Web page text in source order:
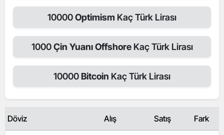
10000Optimism Kaç Türk Lirası
1000Çin Yuanı OffshoreKaç Türk Lirası
10000Bitcoin Kaç Türk Lirası
Döviz Alış Satış Fark